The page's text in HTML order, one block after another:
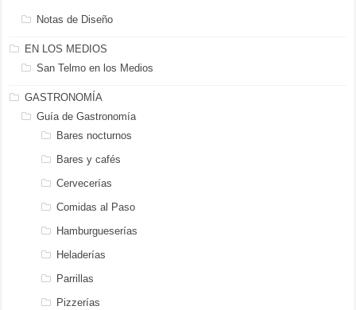
Notas de Diseño
EN LOS MEDIOS
San Telmo en los Medios
GASTRONOMÍA
Guía de Gastronomía
Bares nocturnos
Bares y cafés
Cervecerías
Comidas al Paso
Hamburgueserías
Heladerías
Parrillas
Pizzerías